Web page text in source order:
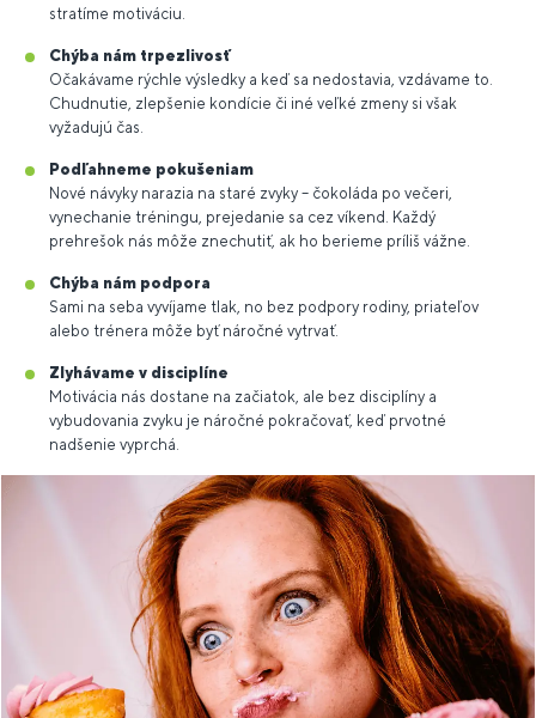
stratíme motiváciu.
Chýba nám trpezlivosť
Očakávame rýchle výsledky a keď sa nedostavia, vzdávame to.
Chudnutie, zlepšenie kondície či iné veľké zmeny si však
vyžadujú čas.
Podľahneme pokušeniam
Nové návyky narazia na staré zvyky – čokoláda po večeri,
vynechanie tréningu, prejedanie sa cez víkend. Každý
prehrešok nás môže znechutiť, ak ho berieme príliš vážne.
Chýba nám podpora
Sami na seba vyvíjame tlak, no bez podpory rodiny, priateľov
alebo trénera môže byť náročné vytrvať.
Zlyhávame v disciplíne
Motivácia nás dostane na začiatok, ale bez disciplíny a
vybudovania zvyku je náročné pokračovať, keď prvotné
nadšenie vyprchá.